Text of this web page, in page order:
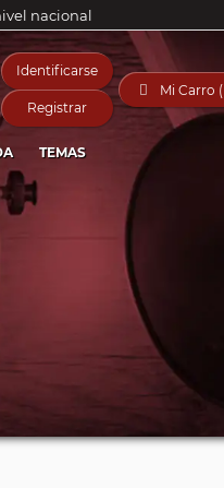
nacional
Identificarse
Registrar
 Mi Carro
TEMAS